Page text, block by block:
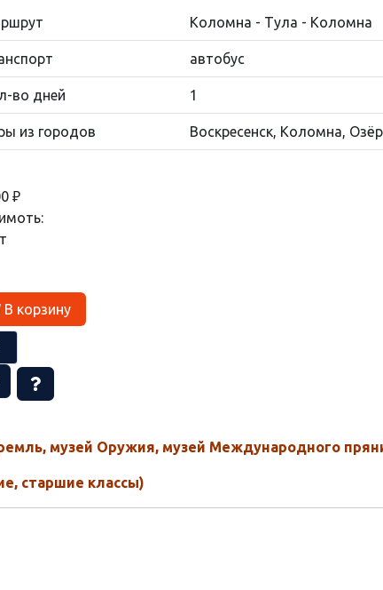
Коломна - Тула - Коломна
автобус
во дней 1
из городов Воскресенск, Коломна,
₽
В корзину
музей Оружия, музей Международного
старшие классы)